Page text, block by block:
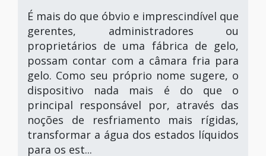
É mais do que óbvio e imprescindível que
gerentes, administradores ou
proprietários de uma fábrica de gelo,
possam contar com a câmara fria para
gelo. Como seu próprio nome sugere, o
dispositivo nada mais é do que o
principal responsável por, através das
noções de resfriamento mais rígidas,
transformar a água dos estados líquidos
para os est...